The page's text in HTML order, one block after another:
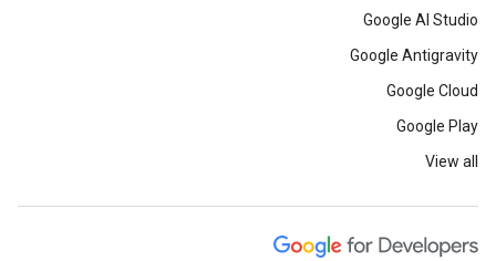
Google AI Studio
Google Antigravity
Google Cloud
Google Play
View all